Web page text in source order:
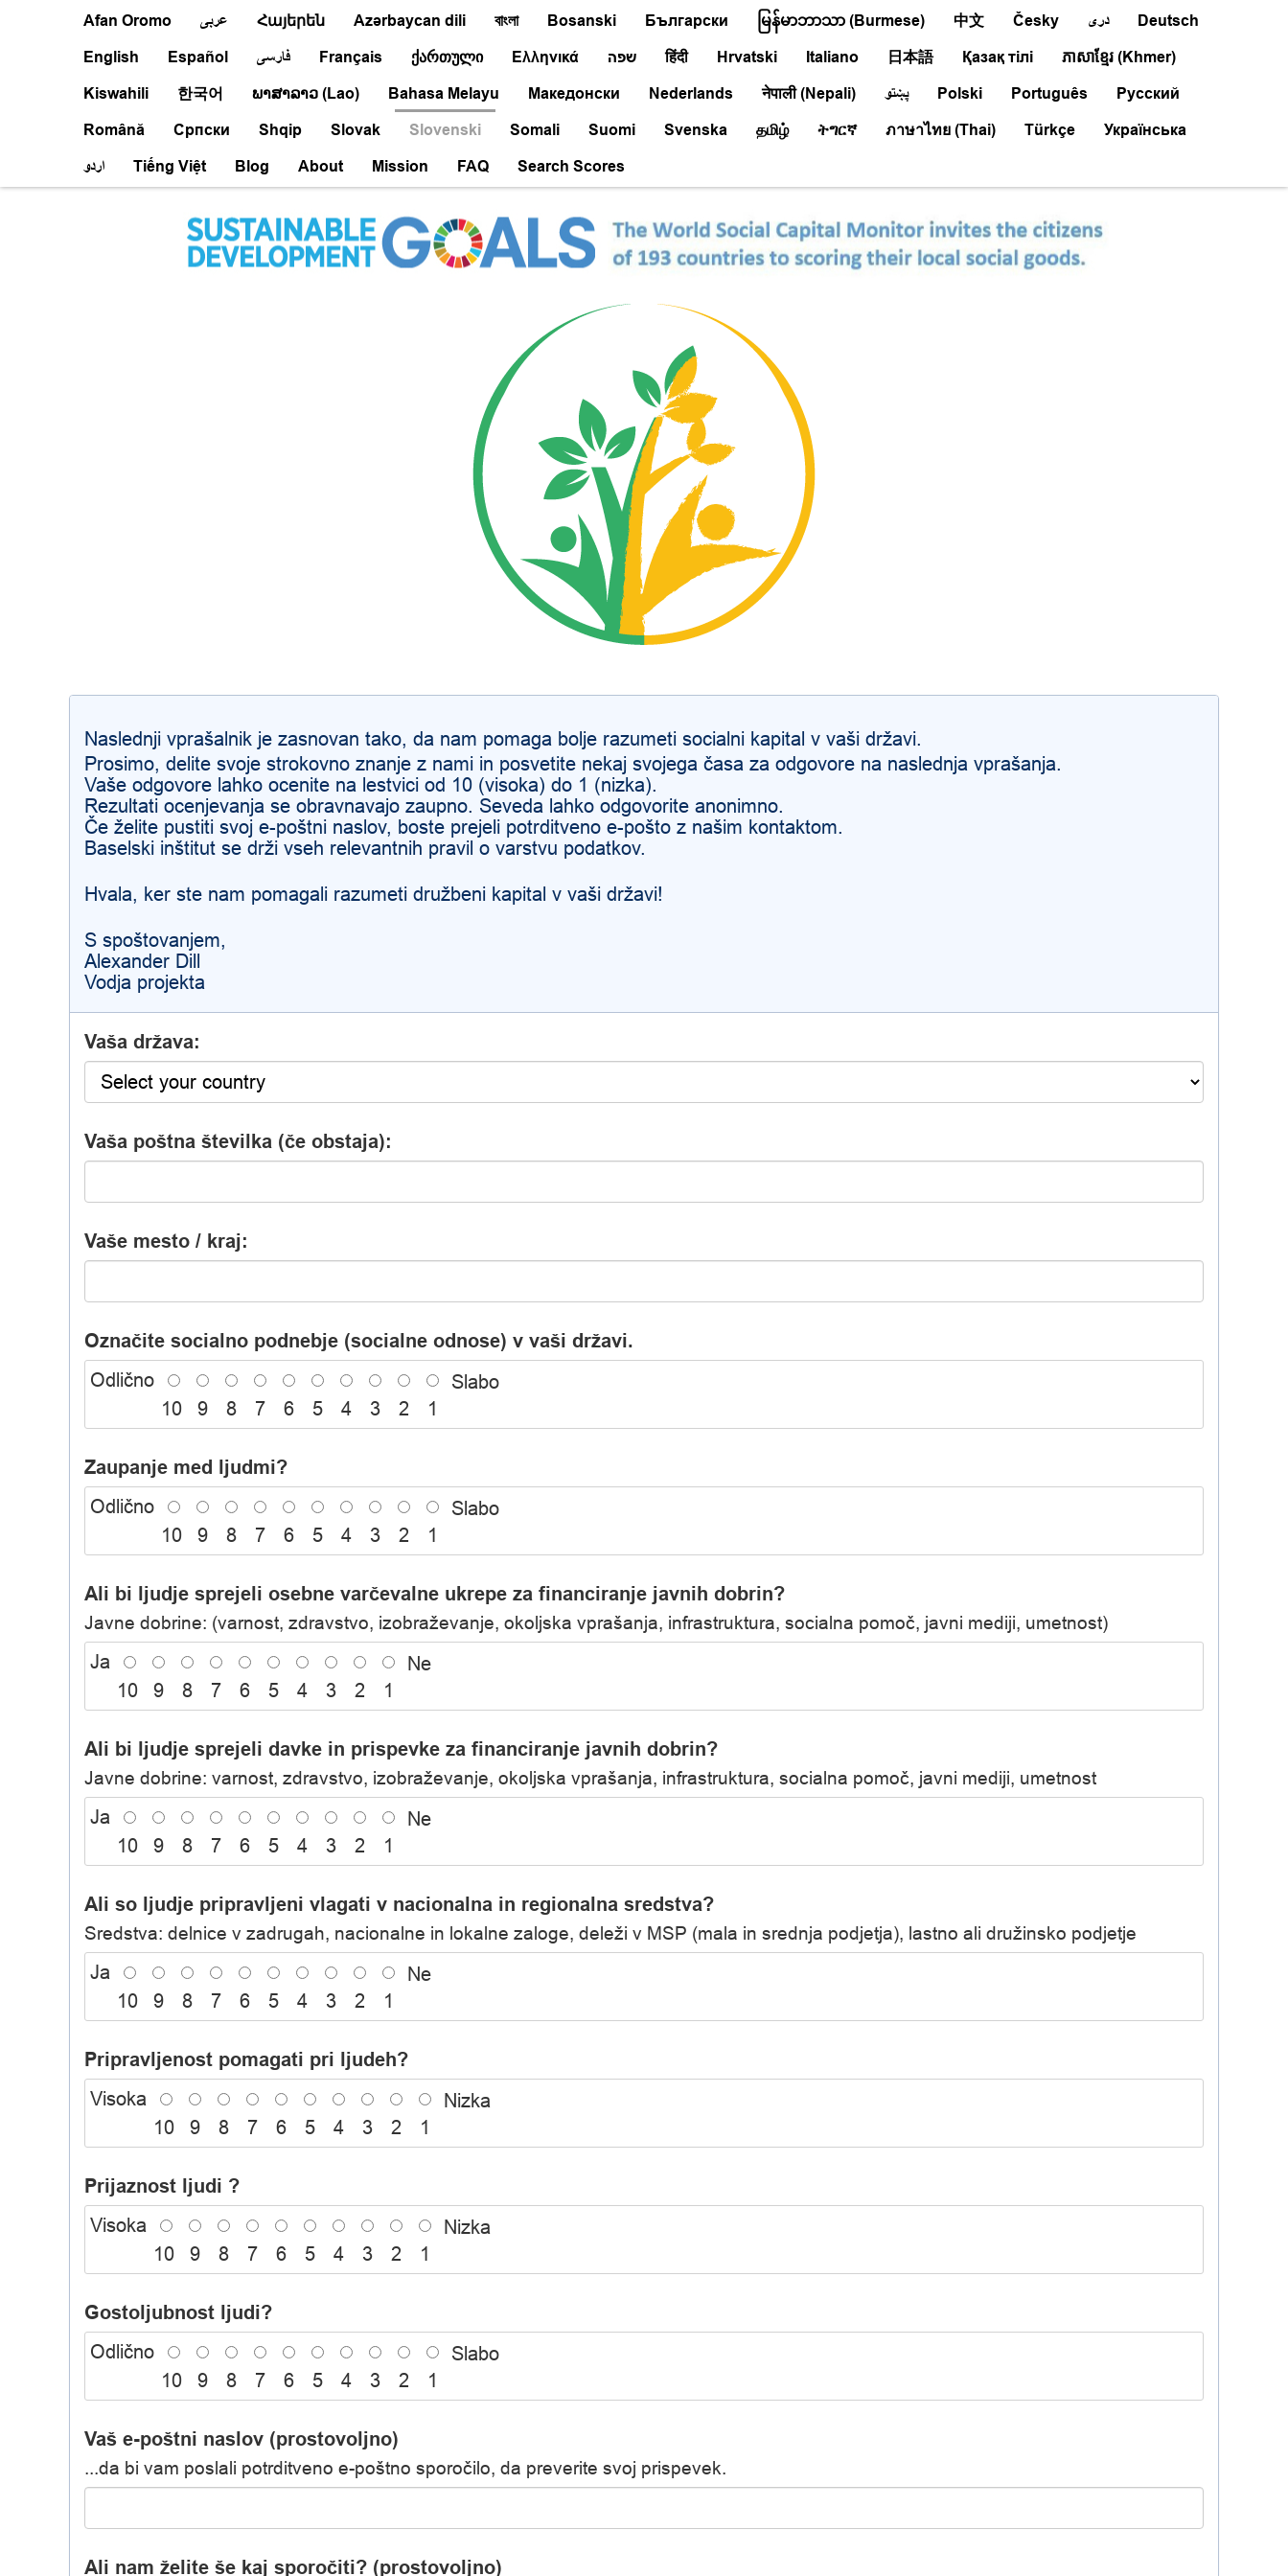
Afan Oromo عربى Հայերեն Azərbaycan dili বাংলা Bosanski Български မြန်မာဘာသာ (Burmese) 中文 Česky درى
Deutsch
English
Español فارسى Français ქართული Ελληνικά שפה हिंदी Hrvatski Italiano 日本語 Қазақ тілі
ភាសាខ្មែរ (Khmer)
Kiswahili
한국어 ພາສາລາວ (Lao) Bahasa Melayu Македонски Nederlands नेपाली (Nepali) پښتو Polski Português
Русский
Română
Српски Shqip Slovak Slovenski Somali Suomi Svenska தமிழ் ትግርኛ ภาษาไทย (Thai) Türkçe
Українська
اردو
Tiếng Việt Blog About Mission FAQ Search Scores
Naslednji vprašalnik je zasnovan tako, da nam pomaga bolje razumeti socialni kapital v vaši državi.
Prosimo, delite svoje strokovno znanje z nami in posvetite nekaj svojega časa za odgovore na naslednja vprašanja.
Vaše odgovore lahko ocenite na lestvici od 10 (visoka) do 1 (nizka).
Rezultati ocenjevanja se obravnavajo zaupno. Seveda lahko odgovorite anonimno.
Če želite pustiti svoj e-poštni naslov, boste prejeli potrditveno e-pošto z našim kontaktom.
Baselski inštitut se drži vseh relevantnih pravil o varstvu podatkov.
Hvala, ker ste nam pomagali razumeti družbeni kapital v vaši državi!
S spoštovanjem,
Alexander Dill
Vodja projekta
Vaša država:
Vaša poštna številka (če obstaja):
Vaše mesto / kraj:
Označite socialno podnebje (socialne odnose) v vaši državi.
Odlično
10
9 8 7 6 5 4 3 2 1
Slabo
Zaupanje med ljudmi?
Odlično
10
9 8 7 6 5 4 3 2 1
Slabo
Ali bi ljudje sprejeli osebne varčevalne ukrepe za financiranje javnih dobrin?
Javne dobrine: (varnost, zdravstvo, izobraževanje, okoljska vprašanja, infrastruktura, socialna pomoč, javni mediji, umetnost)
Ja
10
9 8 7 6 5 4 3 2 1
Ne
Ali bi ljudje sprejeli davke in prispevke za financiranje javnih dobrin?
Javne dobrine: varnost, zdravstvo, izobraževanje, okoljska vprašanja, infrastruktura, socialna pomoč, javni mediji, umetnost
Ja
10
9 8 7 6 5 4 3 2 1
Ne
Ali so ljudje pripravljeni vlagati v nacionalna in regionalna sredstva?
Sredstva: delnice v zadrugah, nacionalne in lokalne zaloge, deleži v MSP (mala in srednja podjetja), lastno ali družinsko podjetje
Ja
10
9 8 7 6 5 4 3 2 1
Ne
Pripravljenost pomagati pri ljudeh?
Visoka
10
9 8 7 6 5 4 3 2 1
Nizka
Prijaznost ljudi ?
Visoka
10
9 8 7 6 5 4 3 2 1
Nizka
Gostoljubnost ljudi?
Odlično
10
9 8 7 6 5 4 3 2 1
Slabo
Vaš e-poštni naslov (prostovoljno)
...da bi vam poslali potrditveno e-poštno sporočilo, da preverite svoj prispevek.
Ali nam želite še kaj sporočiti? (prostovoljno)